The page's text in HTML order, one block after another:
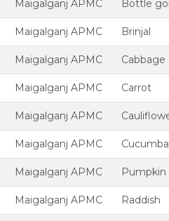
Maigalganj APMC Bottle
Maigalganj APMC Brinjal
Maigalganj APMC Cabbage
Maigalganj APMC Carrot
Maigalganj APMC
Maigalganj APMC
Maigalganj APMC Pumpkin
Maigalganj APMC Raddish